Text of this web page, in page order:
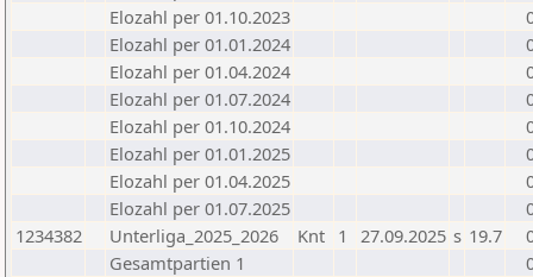
Elozahl per 01.10.2023
Elozahl per 01.01.2024
Elozahl per 01.04.2024
Elozahl per 01.07.2024
Elozahl per 01.10.2024
Elozahl per 01.01.2025
Elozahl per 01.04.2025
Elozahl per 01.07.2025
1234382
Unterliga_2025_2026 Knt 1 27.09.2025 s 19.7
Gesamtpartien 1